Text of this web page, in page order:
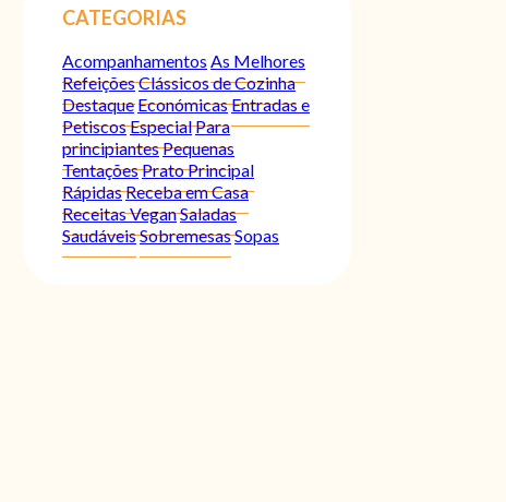
CATEGORIAS
Acompanhamentos As Melhores
RefeiçõesClássicos de Cozinha
Destaque EconómicasEntradas e
PetiscosEspecialPara
principiantesPequenas
TentaçõesPrato Principal
RápidasReceba em Casa
Receitas VeganSaladas
SaudáveisSobremesasSopas